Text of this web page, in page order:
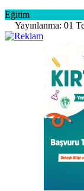
Eğitim
Yayınlanma: 01